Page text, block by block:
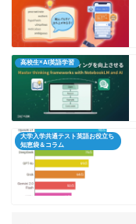
高校生×AI英語学習
大学入学共通テスト英語お役立ち
知恵袋＆コラム